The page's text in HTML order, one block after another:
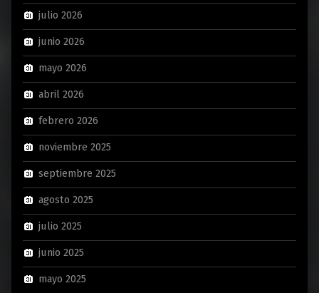
julio 2026
junio 2026
mayo 2026
abril 2026
febrero 2026
noviembre 2025
septiembre 2025
agosto 2025
julio 2025
junio 2025
mayo 2025